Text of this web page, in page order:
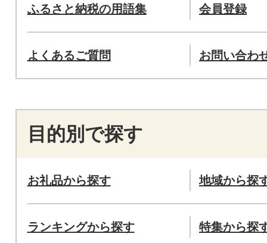
ふるさと納税の用語集 会員登録
よくあるご質問 お問い合わ
目的別で探す
お礼品から探す 地域から探
ランキングから探す 特集から探